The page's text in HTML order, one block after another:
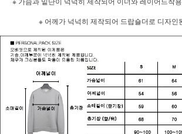
※ 어께가 넉넉히 제작되어 드랍숄더로 디자인